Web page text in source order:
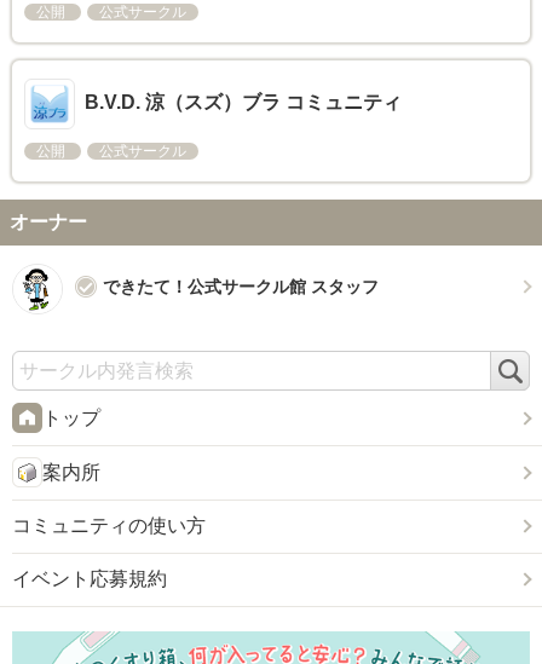
公開 公式サークル
B.V.D. 涼（スズ）ブラ コミュニティ
公開 公式サークル
オーナー
できたて！公式サークル館 スタッフ
トップ
案内所
コミュニティの使い方
イベント応募規約